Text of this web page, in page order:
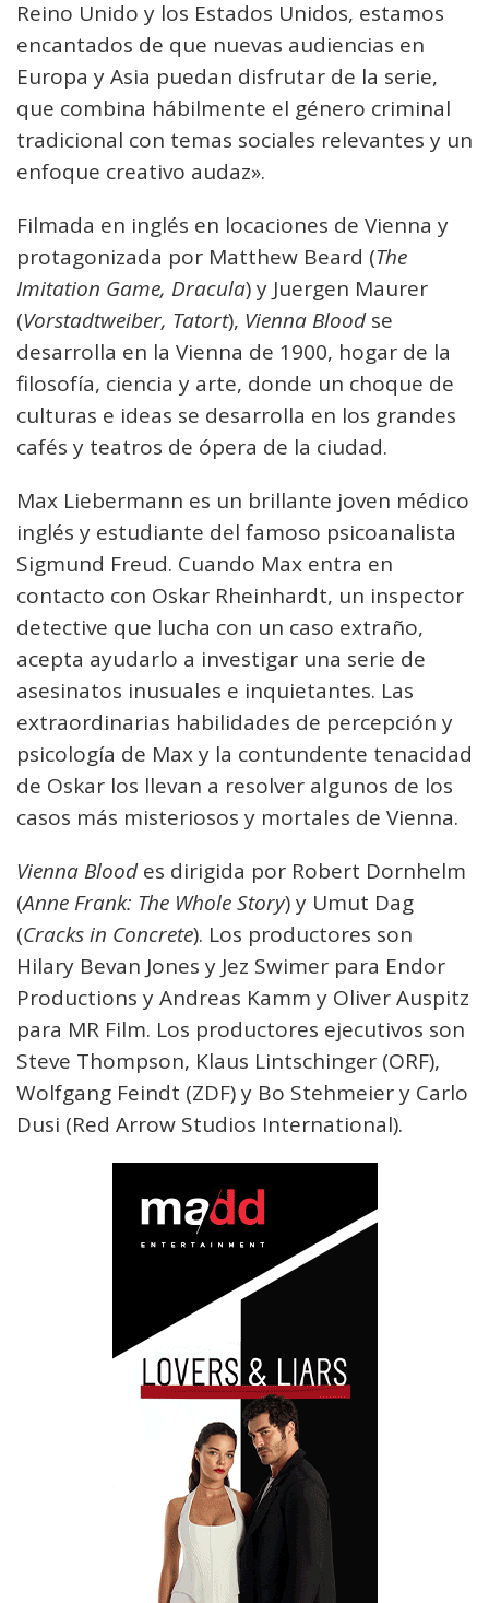
Reino Unido y los Estados Unidos, estamos
encantados de que nuevas audiencias en
Europa y Asia puedan disfrutar de la serie,
que combina hábilmente el género criminal
tradicional con temas sociales relevantes y un
enfoque creativo audaz».
Filmada en inglés en locaciones de Vienna y
protagonizada por Matthew Beard (The
Imitation Game, Dracula) y Juergen Maurer
(Vorstadtweiber, Tatort), Vienna Bloodse
desarrolla en la Vienna de 1900, hogar de la
filosofía, ciencia y arte, donde un choque de
culturas e ideas se desarrolla en los grandes
cafés y teatros de ópera de la ciudad.
Max Liebermann es un brillante joven médico
inglés y estudiante del famoso psicoanalista
Sigmund Freud. Cuando Max entra en
contacto con Oskar Rheinhardt, un inspector
detective que lucha con un caso extraño,
acepta ayudarlo a investigar una serie de
asesinatos inusuales e inquietantes. Las
extraordinarias habilidades de percepción y
psicología de Max y la contundente tenacidad
de Oskar los llevan a resolver algunos de los
casos más misteriosos y mortales de Vienna.
Vienna Bloodes dirigida por Robert Dornhelm
(Anne Frank: The Whole Story) y Umut Dag
(Cracks in Concrete). Los productores son
Hilary Bevan Jones y Jez Swimer para Endor
Productions y Andreas Kamm y Oliver Auspitz
para MR Film. Los productores ejecutivos son
Steve Thompson, Klaus Lintschinger (ORF),
Wolfgang Feindt (ZDF) y Bo Stehmeier y Carlo
Dusi (Red Arrow Studios International).